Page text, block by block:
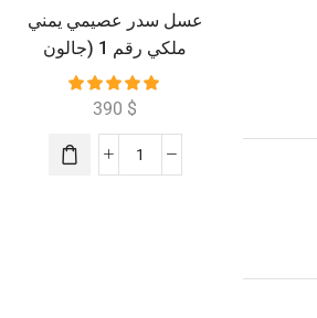
عسل سدر عصيمي يمني
ملكي رقم 1 (جالون
يقارب 7 كيلو )
390 $